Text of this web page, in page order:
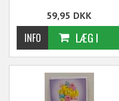
59,95 DKK